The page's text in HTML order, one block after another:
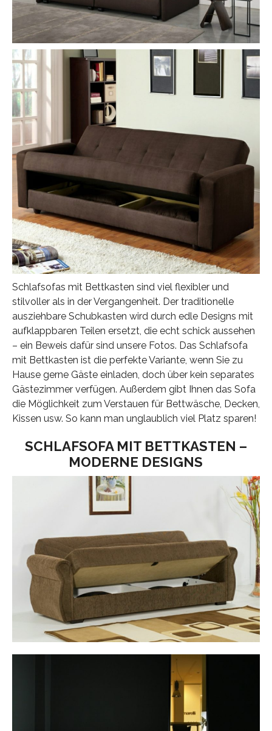
Schlafsofas mit Bettkasten sind viel flexibler und
stilvoller als in der Vergangenheit. Der traditionelle
ausziehbare Schubkasten wird durch edle Designs mit
aufklappbaren Teilen ersetzt, die echt schick aussehen
– ein Beweis dafür sind unsere Fotos. Das Schlafsofa
mit Bettkasten ist die perfekte Variante, wenn Sie zu
Hause gerne Gäste einladen, doch über kein separates
Gästezimmer verfügen. Außerdem gibt Ihnen das Sofa
die Möglichkeit zum Verstauen für Bettwäsche, Decken,
Kissen usw. So kann man unglaublich viel Platz sparen!
SCHLAFSOFA MIT BETTKASTEN –
MODERNE DESIGNS